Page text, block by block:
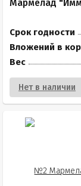
Мармелад
Срок годности
Вложений в
Вес
Нет в наличии